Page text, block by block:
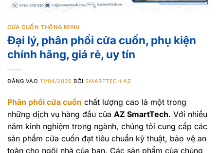
CỬA CUỐN THÔNG MINH
Đại lý, phân phối cửa cuốn, phụ kiện
chính hãng, giá rẻ, uy tín
ĐĂNG VÀO11/04/2025 BỞISMARTTECH AZ
Phân phối cửa cuốn chất lượng cao là một trong
những dịch vụ hàng đầu của AZ SmartTech. Với nhiều
năm kinh nghiệm trong ngành, chúng tôi cung cấp các
sản phẩm cửa cuốn đạt tiêu chuẩn kỹ thuật, bảo vệ an
toàn cho ngôi nhà của bạn. Các sản phẩm của chúng